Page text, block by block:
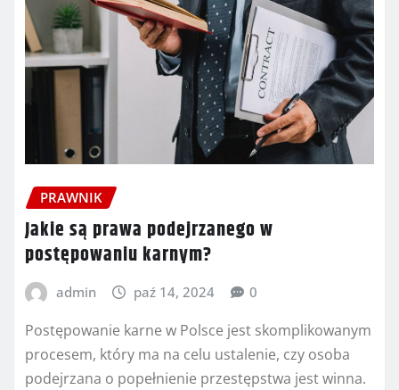
PRAWNIK
Jakie są prawa podejrzanego w
postępowaniu karnym?
admin paź 14, 2024 0
Postępowanie karne w Polsce jest skomplikowanym
procesem, który ma na celu ustalenie, czy osoba
podejrzana o popełnienie przestępstwa jest winna.